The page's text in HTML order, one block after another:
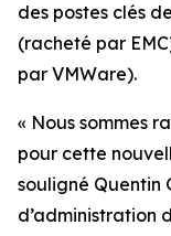
des postes clés
(racheté par
par VMWare).
« Nous sommes
pour cette
souligné Quentin
d’administration